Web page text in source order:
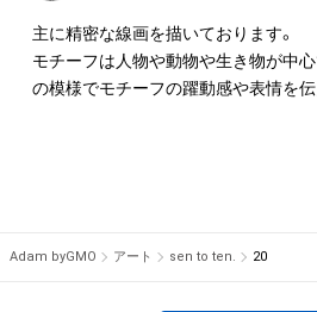
出願する権利を含みます。)を意味しま
作権を有する方、著作隣接権の権利
けている者によって保護されています
・本アイテムの著作権を有する方、
権を侵害するおそれのある行為(改変、
主に精密な線画を描いております。
モチーフは人物や動物や生き物が中
の模様でモチーフの躍動感や表情を伝
Adam byGMO アート sen to ten. 20